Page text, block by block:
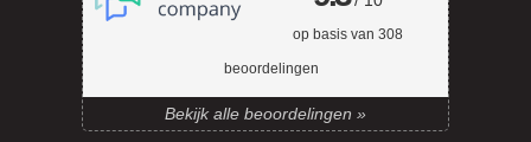
op basis van 308
beoordelingen
Bekijk alle beoordelingen »